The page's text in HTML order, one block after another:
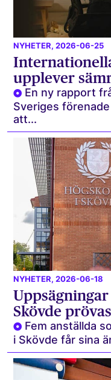
NYHETER, 2026-06-25
upplever
En ny rapport
Sveriges
att...
NYHETER, 2026-06-18
Skövde
Fem anställda
i Skövde får sina